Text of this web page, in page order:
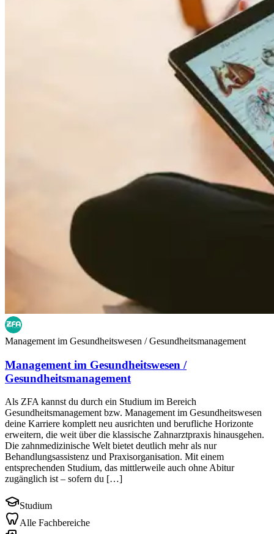
Management im Gesundheitswesen / Gesundheitsmanagement
Management im Gesundheitswesen /
Gesundheitsmanagement
Als ZFA kannst du durch ein Studium im Bereich
Gesundheitsmanagement bzw. Management im Gesundheitswesen
deine Karriere komplett neu ausrichten und berufliche Horizonte
erweitern, die weit über die klassische Zahnarztpraxis hinausgehen.
Die zahnmedizinische Welt bietet deutlich mehr als nur
Behandlungsassistenz und Praxisorganisation. Mit einem
entsprechenden Studium, das mittlerweile auch ohne Abitur
zugänglich ist – sofern du […]
Studium
Alle Fachbereiche